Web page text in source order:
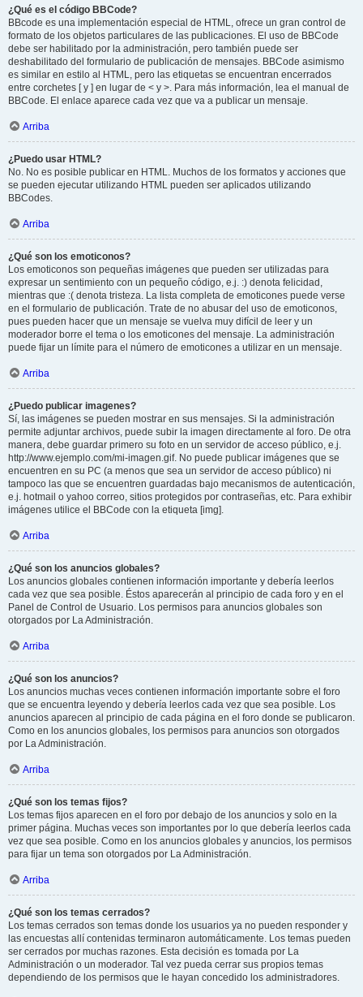
¿Qué es el código BBCode?
BBcode es una implementación especial de HTML, ofrece un gran control de
formato de los objetos particulares de las publicaciones. El uso de BBCode
debe ser habilitado por la administración, pero también puede ser
deshabilitado del formulario de publicación de mensajes. BBCode asimismo
es similar en estilo al HTML, pero las etiquetas se encuentran encerrados
entre corchetes [ y ] en lugar de < y >. Para más información, lea el manual de
BBCode. El enlace aparece cada vez que va a publicar un mensaje.
Arriba
¿Puedo usar HTML?
No. No es posible publicar en HTML. Muchos de los formatos y acciones que
se pueden ejecutar utilizando HTML pueden ser aplicados utilizando
BBCodes.
Arriba
¿Qué son los emoticonos?
Los emoticonos son pequeñas imágenes que pueden ser utilizadas para
expresar un sentimiento con un pequeño código, e.j. :) denota felicidad,
mientras que :( denota tristeza. La lista completa de emoticones puede verse
en el formulario de publicación. Trate de no abusar del uso de emoticonos,
pues pueden hacer que un mensaje se vuelva muy difícil de leer y un
moderador borre el tema o los emoticones del mensaje. La administración
puede fijar un límite para el número de emoticones a utilizar en un mensaje.
Arriba
¿Puedo publicar imagenes?
Sí, las imágenes se pueden mostrar en sus mensajes. Si la administración
permite adjuntar archivos, puede subir la imagen directamente al foro. De otra
manera, debe guardar primero su foto en un servidor de acceso público, e.j.
http://www.ejemplo.com/mi-imagen.gif. No puede publicar imágenes que se
encuentren en su PC (a menos que sea un servidor de acceso público) ni
tampoco las que se encuentren guardadas bajo mecanismos de autenticación,
e.j. hotmail o yahoo correo, sitios protegidos por contraseñas, etc. Para exhibir
imágenes utilice el BBCode con la etiqueta [img].
Arriba
¿Qué son los anuncios globales?
Los anuncios globales contienen información importante y debería leerlos
cada vez que sea posible. Éstos aparecerán al principio de cada foro y en el
Panel de Control de Usuario. Los permisos para anuncios globales son
otorgados por La Administración.
Arriba
¿Qué son los anuncios?
Los anuncios muchas veces contienen información importante sobre el foro
que se encuentra leyendo y debería leerlos cada vez que sea posible. Los
anuncios aparecen al principio de cada página en el foro donde se publicaron.
Como en los anuncios globales, los permisos para anuncios son otorgados
por La Administración.
Arriba
¿Qué son los temas fijos?
Los temas fijos aparecen en el foro por debajo de los anuncios y solo en la
primer página. Muchas veces son importantes por lo que debería leerlos cada
vez que sea posible. Como en los anuncios globales y anuncios, los permisos
para fijar un tema son otorgados por La Administración.
Arriba
¿Qué son los temas cerrados?
Los temas cerrados son temas donde los usuarios ya no pueden responder y
las encuestas allí contenidas terminaron automáticamente. Los temas pueden
ser cerrados por muchas razones. Esta decisión es tomada por La
Administración o un moderador. Tal vez pueda cerrar sus propios temas
dependiendo de los permisos que le hayan concedido los administradores.